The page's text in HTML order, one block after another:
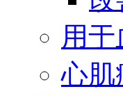
用
心肌